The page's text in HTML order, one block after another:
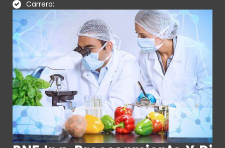
Carrera: